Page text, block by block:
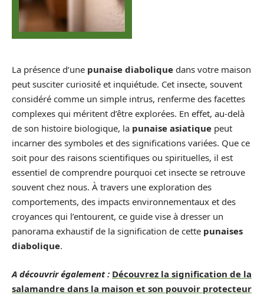
La présence d’une punaise diabolique dans votre maison
peut susciter curiosité et inquiétude. Cet insecte, souvent
considéré comme un simple intrus, renferme des facettes
complexes qui méritent d’être explorées. En effet, au-delà
de son histoire biologique, la punaise asiatique peut
incarner des symboles et des significations variées. Que ce
soit pour des raisons scientifiques ou spirituelles, il est
essentiel de comprendre pourquoi cet insecte se retrouve
souvent chez nous. À travers une exploration des
comportements, des impacts environnementaux et des
croyances qui l’entourent, ce guide vise à dresser un
panorama exhaustif de la signification de cette punaises
diabolique.
A découvrir également : Découvrez la signification de la
salamandre dans la maison et son pouvoir protecteur